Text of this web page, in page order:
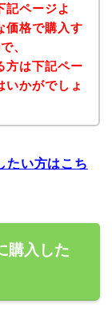
記ページよ
価格で購入す
、
方は下記ペー
いかがでしょ
たい方はこち
購入した